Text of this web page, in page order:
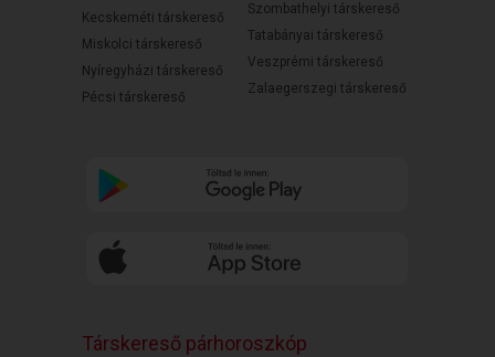
Kecskeméti társkereső
Miskolci társkereső
Nyíregyházi társkereső
Pécsi társkereső
Szombathelyi társkereső
Tatabányai társkereső
Veszprémi társkereső
Zalaegerszegi társkereső
Társkereső párhoroszkóp